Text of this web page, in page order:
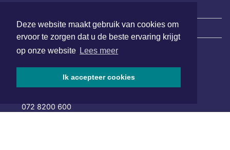
Deze website maakt gebruik van cookies om
ervoor te zorgen dat u de beste ervaring krijgt
op onze website Lees meer
Ik accepteer cookies
| Nieuws | Sport | Evenementen
Hoofdvestiging:
van Benthuizenlaan 1
1701 BZ Heerhugowaard
072 8200 600